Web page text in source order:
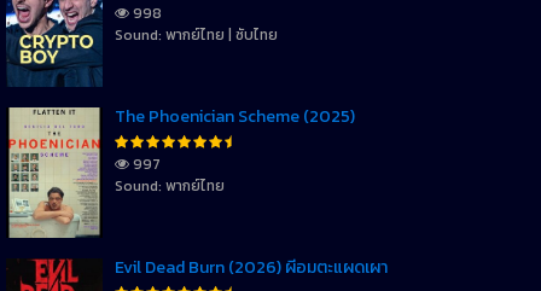
998
Sound: พากย์ไทย | ซับไทย
The Phoenician Scheme (2025)
997
Sound: พากย์ไทย
Evil Dead Burn (2026) ผีอมตะแผดเผา